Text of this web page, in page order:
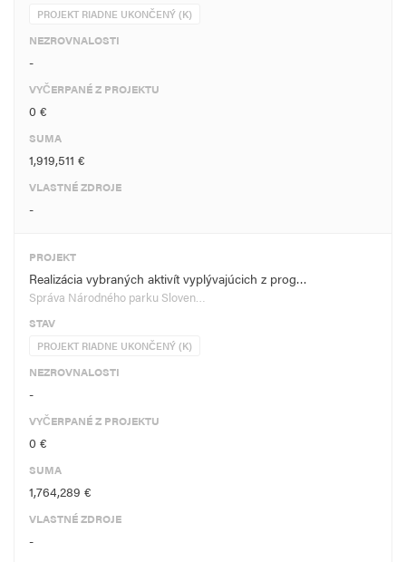
PROJEKT RIADNE UKONČENÝ (K)
NEZROVNALOSTI
-
VYČERPANÉ Z PROJEKTU
0 €
SUMA
1,919,511 €
VLASTNÉ ZDROJE
-
PROJEKT
Realizácia vybraných aktivít vyplývajúcich z prog…
Správa Národného parku Sloven…
STAV
PROJEKT RIADNE UKONČENÝ (K)
NEZROVNALOSTI
-
VYČERPANÉ Z PROJEKTU
0 €
SUMA
1,764,289 €
VLASTNÉ ZDROJE
-